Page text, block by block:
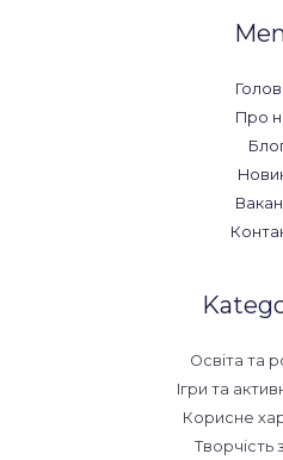
Про
Освіта та
Ігри та
Корисне
Творчість